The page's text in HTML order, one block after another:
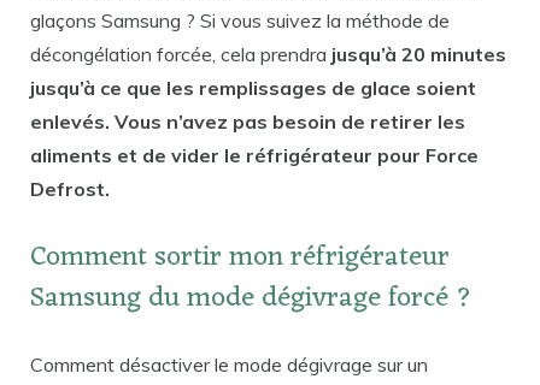
glaçons Samsung ? Si vous suivez la méthode de
décongélation forcée, cela prendra jusqu’à 20 minutes
jusqu’à ce que les remplissages de glace soient
enlevés. Vous n’avez pas besoin de retirer les
aliments et de vider le réfrigérateur pour Force
Defrost.
Comment sortir mon réfrigérateur
Samsung du mode dégivrage forcé ?
Comment désactiver le mode dégivrage sur un